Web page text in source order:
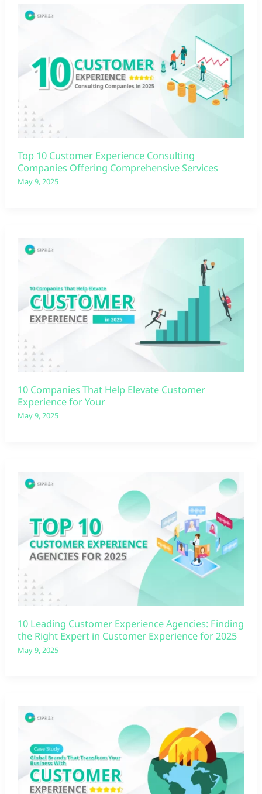
Top 10 Customer Experience Consulting
Companies Offering Comprehensive Services
May 9, 2025
10 Companies That Help Elevate Customer
Experience for Your
May 9, 2025
10 Leading Customer Experience Agencies: Finding
the Right Expert in Customer Experience for 2025
May 9, 2025